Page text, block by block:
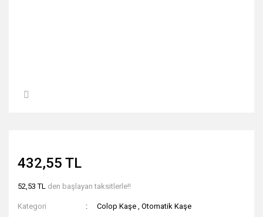
432,55 TL
52,53 TL den başlayan taksitlerle!!
Kategori Colop Kaşe ,Otomatik Kaşe